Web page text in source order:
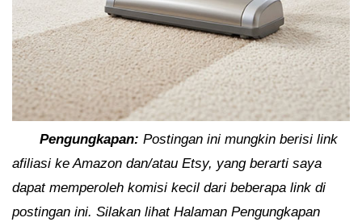
Pengungkapan: Postingan ini mungkin berisi link
afiliasi ke Amazon dan/atau Etsy, yang berarti saya
dapat memperoleh komisi kecil dari beberapa link di
postingan ini. Silakan lihat Halaman Pengungkapan